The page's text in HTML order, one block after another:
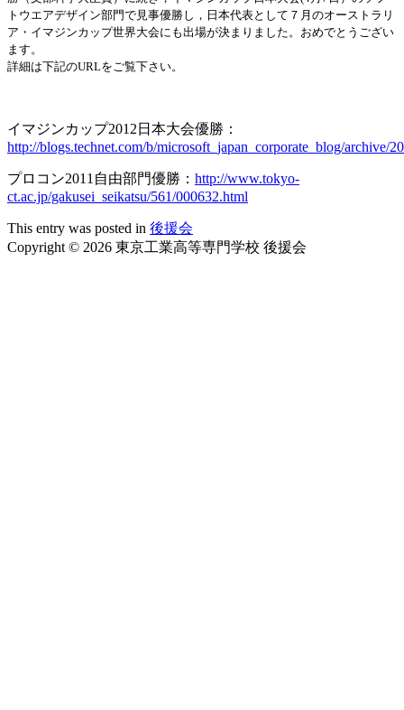
トウエアデザイン部門で見事優勝し，日本代表として７月のオーストラリ
ア・イマジンカップ世界大会にも出場が決まりました。 おめでとうござい
ます。
詳細は下記のURLをご覧下さい。
イマジンカップ2012日本大会優勝：
http://blogs.technet.com/b/microsoft_japan_corporate_blog/archive/
プロコン2011 自由部門優勝： http://www.tokyo-
ct.ac.jp/gakusei_seikatsu/561/000632.html
This entry was posted in 後援会
Copyright © 2026 東京工業高等専門学校 後援会